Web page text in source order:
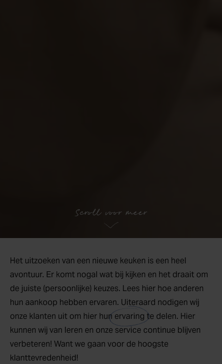
Scroll voor meer
Het uitzoeken van een nieuwe keuken is een heel
avontuur. Er komt nogal wat bij kijken en het draait om
de juiste (persoonlijke) keuzes. Lees hier hoe anderen
hun aankoop hebben ervaren. Uiteraard nodigen wij
onze klanten uit om hier hunervaring te delen. Hier
kunnen wij van leren en onze service continue blijven
verbeteren! Want we gaan voor de hoogste
klanttevredenheid!